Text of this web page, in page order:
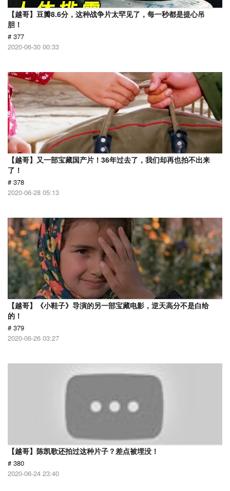
【越哥】豆瓣8.6分，这种战争片太罕见了，每一秒都是提心吊
胆！
# 377
2020-06-30 00:33
【越哥】又一部宝藏国产片！36年过去了，我们却再也拍不出来
了！
# 378
2020-06-28 05:13
【越哥】《小鞋子》导演的另一部宝藏电影，逆天高分不是白给
的！
# 379
2020-06-26 03:27
【越哥】陈凯歌还拍过这种片子？差点被埋没！
# 380
2020-06-24 23:40